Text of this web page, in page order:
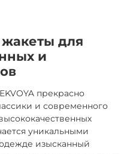
для
и
прекрасно
и современного
уникальными
изысканный